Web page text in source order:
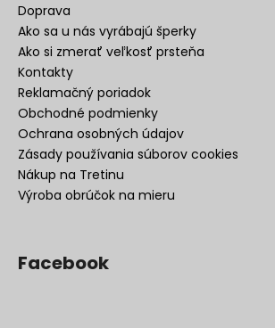
Doprava
Ako sa u nás vyrábajú šperky
Ako si zmerať veľkosť prsteňa
Kontakty
Reklamačný poriadok
Obchodné podmienky
Ochrana osobných údajov
Zásady používania súborov cookies
Nákup na Tretinu
Výroba obrúčok na mieru
Facebook